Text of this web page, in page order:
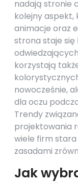
nadają stronie
kolejny aspekt,
animacje oraz
strona staje się
korzystają
nowocześnie,
dla oczu
Trendy
projektowania
wiele firm
zasadami
Jak